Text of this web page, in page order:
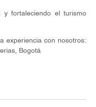
y fortaleciendo el turismo
experiencia con nosotros:
Bogotá